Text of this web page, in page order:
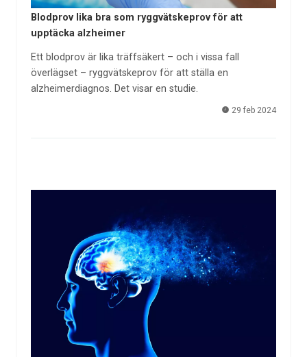
Blodprov lika bra som ryggvätskeprov för att
upptäcka alzheimer
Ett blodprov är lika träffsäkert – och i vissa fall
överlägset – ryggvätskeprov för att ställa en
alzheimerdiagnos. Det visar en studie.
29 feb 2024